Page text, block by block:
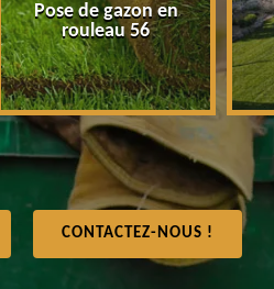
Pose de gazon en
rouleau 56
CONTACTEZ-NOUS !